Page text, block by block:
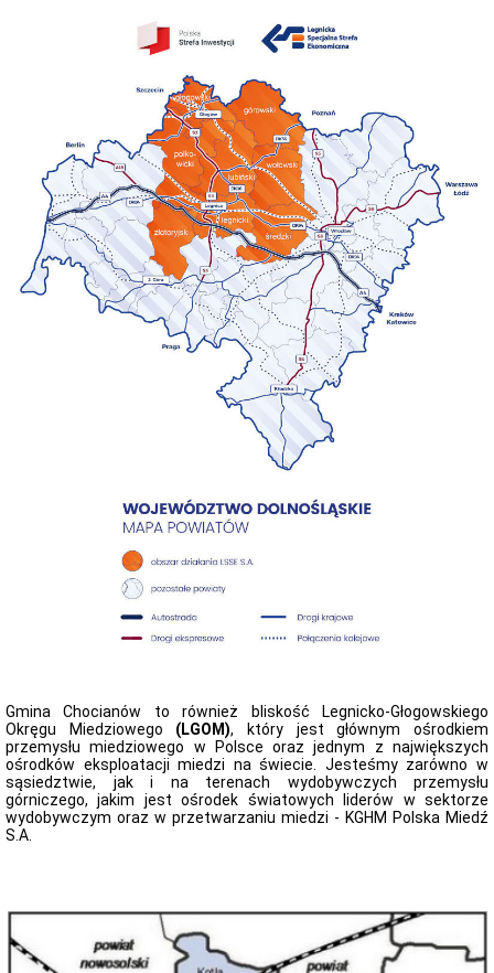
Zapis
wideo
sesji
Rady
Miejskiej
Transmisja
WYBORY
ŁAWNIKÓW
KADENCJA
2020-
2023
WYBORY
ŁAWNIKÓW
KADENCJA
-
uzupełniające
Gmina Chocianów to również bliskość Legnicko-Głogowskiego
Okręgu Miedziowego (LGOM), który jest głównym ośrodkiem
przemysłu miedziowego w Polsce oraz jednym z największych
ośrodków eksploatacji miedzi na świecie. Jesteśmy zarówno w
sąsiedztwie, jak i na terenach wydobywczych przemysłu
górniczego, jakim jest ośrodek światowych liderów w sektorze
wydobywczym oraz w przetwarzaniu miedzi - KGHM Polska Miedź
S.A.